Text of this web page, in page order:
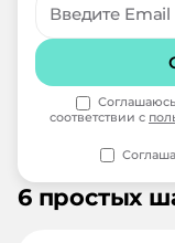
соответствии с
6 простых